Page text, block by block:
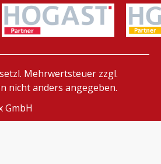
Mehrwertsteuer zzgl.
nicht anders angegeben.
GmbH